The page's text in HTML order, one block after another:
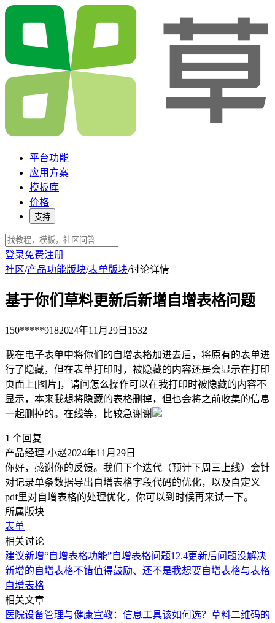
平台功能
应用方案
模板库
价格
支持
登录免费注册
社区/产品功能版块/表单版块/讨论详情
基于你们草料更新后新增自增表格问题
150*****9182024年11月29日 1532
我在电子表单中将你们的自增表格加进去后，将原有的表单进
行了隐藏，但在表单打印时，被隐藏的内容还是会显示在打印
页面上[图片]，请问怎么操作可以在我打印时被隐藏的内容不
显示，本来我想将隐藏的表格删掉，但也会将之前收集的信息
一起删掉的。在线等，比较急谢谢
1 个回复
产品经理-小赵2024年11月29日
你好，感谢你的反馈。我们下个迭代（预计下周三上线）会针
对记录单条数据导出自增表格字段代码的优化，以及自定义
pdf里对自增表格的处理优化，你可以到时候再来试一下。
所属版块
表单
相关讨论
建议新增“自增表格功能”自增表格问题12.4更新后问题没解决
新增的自增表格不错值得鼓励、还不是我想要自增表格与表格
自增表格
相关文章
医院设备管理与健康宣教：信息工具该如何选？ 草料二维码的